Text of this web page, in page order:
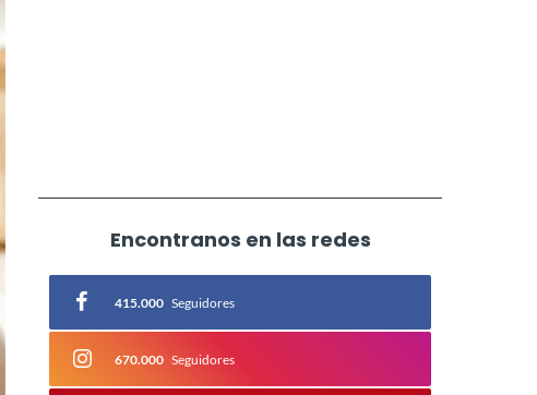
Encontranos en las redes
415.000 Seguidores
670.000 Seguidores